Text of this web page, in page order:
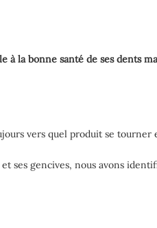
la bonne santé de ses dents
vers quel produit se tourner
ses gencives, nous avons